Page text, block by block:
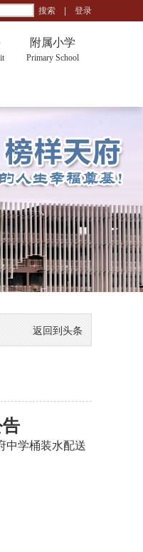
搜索 登录
附属小学
Primary School
返回到头条
告
中学桶装水配送